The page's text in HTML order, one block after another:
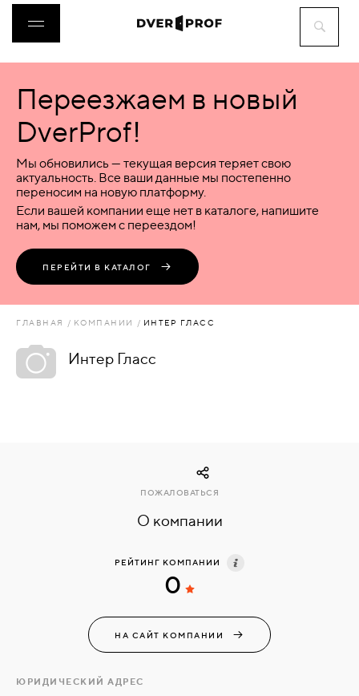
ДВЕРИ
ФУРНИТУРА
ВОРОТА
ПЕРЕГОРОДКИ
АКСЕССУАРЫ
ЗАВКИ
Переезжаем в новый
DverProf!
Мы обновились — текущая версия теряет свою
актуальность. Все ваши данные мы постепенно
переносим на новую платформу.
Если вашей компании еще нет в каталоге, напишите
нам, мы поможем с переездом!
ПЕРЕЙТИ В КАТАЛОГ
ГЛАВНАЯ КОМПАНИИ ИНТЕР ГЛАСС
Интер Гласс
О компании
ПОЖАЛОВАТЬСЯ
РЕЙТИНГ КОМПАНИИ
0
НА САЙТ КОМПАНИИ
ЮРИДИЧЕСКИЙ АДРЕС